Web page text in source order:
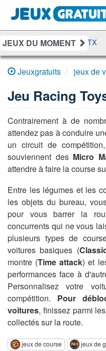
JEUX DU MOMENT
RAMI JETX
Jeuxgratuits jeux de
Jeu Racing
Contrairement à de
attendez pas à conduire
un circuit de
souviennent des Micro
attendre à faire la course
Entre les légumes et les
les objets du bureau,
pour vous barrer la
concurrents qui ne vous
plusieurs types de
voitures basiques (
montre (Time attack) et
performances face à
Personnalisez votre
compétition. Pour
voitures, finissez parmi
collectés sur la route.
jeux de course jeux de